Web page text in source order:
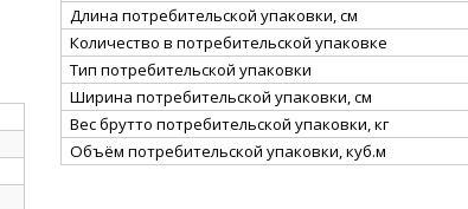
Длина потребительской упаковки, см
Количество в потребительской упаковке
Тип потребительской упаковки
Ширина потребительской упаковки, см
Вес брутто потребительской упаковки, кг
Объём потребительской упаковки, куб.м